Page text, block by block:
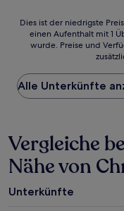
Dies
der
Preis
pro
Nacht,
den
letzten
24 Stunden
für
einen
Dies ist der niedrigste
einen Aufenthalt mit 1
wurde. Preise und
Alle Unterkünfte
Vergleiche
Nähe von
Unterkünfte